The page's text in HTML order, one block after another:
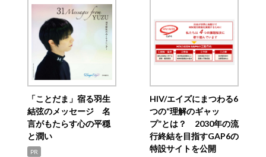
「ことだま」宿る羽生
結弦のメッセージ 名
言がもたらす心の平穏
と潤い
PR
HIV/エイズにまつわる6
つの“理解のギャッ
プ”とは？ 2030年の流
行終結を目指すGAP6の
特設サイトを公開